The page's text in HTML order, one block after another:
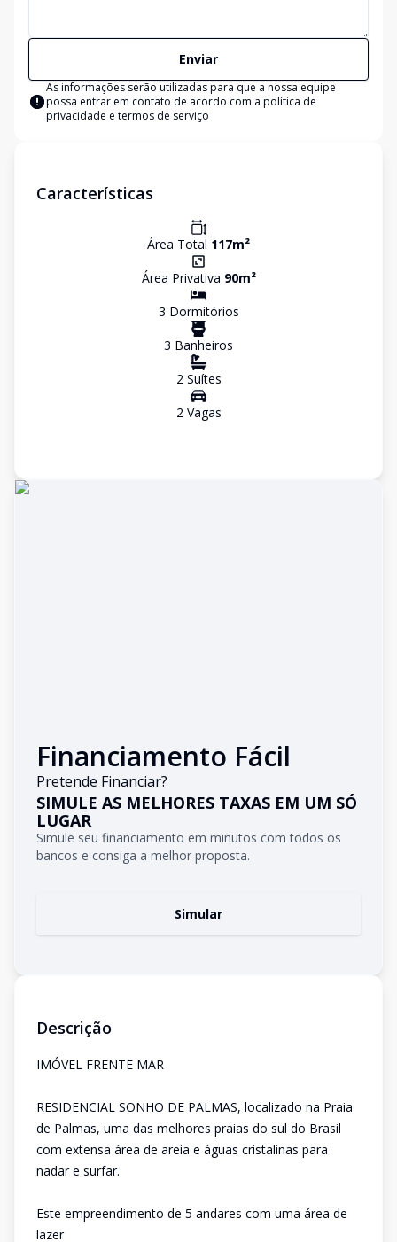
Enviar
As informações serão utilizadas para que a nossa equipe
possa entrar em contato de acordo com a política de
privacidade e termos de serviço
Características
Área Total 117m²
Área Privativa 90m²
3 Dormitórios
3 Banheiros
2Suítes
2Vagas
Financiamento Fácil
Pretende Financiar?
SIMULE AS MELHORES TAXAS EM UM SÓ
LUGAR
Simule seu financiamento em minutos com todos os
bancos e consiga a melhor proposta.
Simular
Descrição
IMÓVEL FRENTE MAR
RESIDENCIAL SONHO DE PALMAS, localizado na Praia
de Palmas, uma das melhores praias do sul do Brasil
com extensa área de areia e águas cristalinas para
nadar e surfar.
Este empreendimento de 5 andares com uma área de
lazer